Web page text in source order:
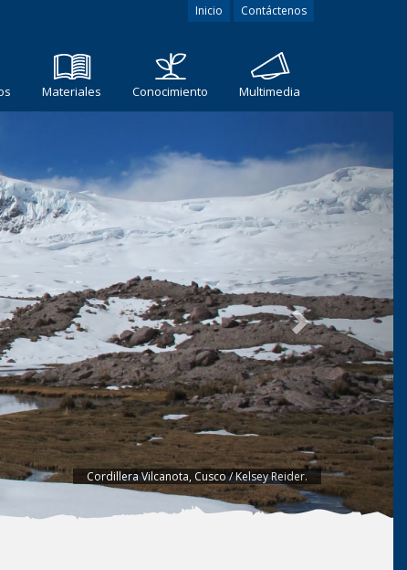
Inicio Contáctenos
Materiales Conocimiento Multimedia
Cordillera Blanca, Laguna 513 / Elmer Ayala